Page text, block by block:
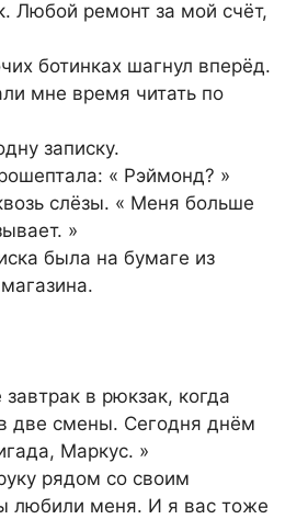
Любой ремонт за мой счёт,
ботинках шагнул вперёд.
мне время читать по
записку.
« Рэймонд? »
слёзы. « Меня больше
»
была на бумаге из
в рюкзак, когда
две смены. Сегодня днём
Маркус. »
рядом со своим
любили меня. И я вас тоже